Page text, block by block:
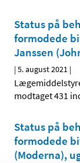
Status på
formodede
Janssen
|5. august 2021 |
modtaget 431
Status på
formodede
(Moderna),